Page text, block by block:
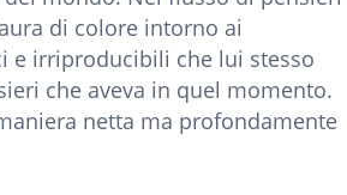
di colore intorno ai
e irriproducibili che lui stesso
che aveva in quel momento.
netta ma profondamente